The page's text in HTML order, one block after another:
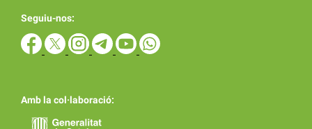
Seguiu-nos:
Amb la col·laboració: